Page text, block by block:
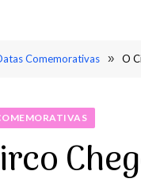
Comemorativas » O